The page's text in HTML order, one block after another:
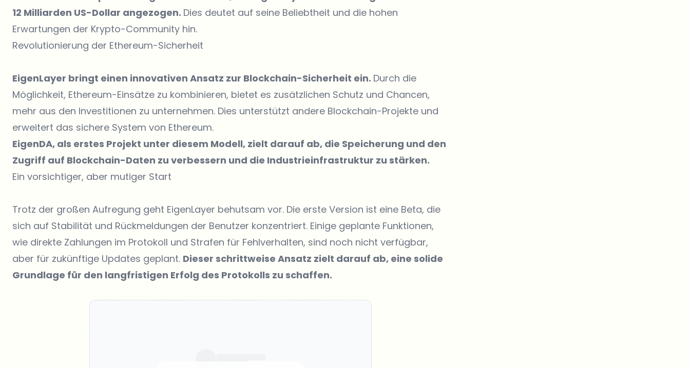
12 Milliarden US-Dollar angezogen. Dies deutet auf seine Beliebtheit und die hohen
Erwartungen der Krypto-Community hin.
Revolutionierung der Ethereum-Sicherheit
EigenLayer bringt einen innovativen Ansatz zur Blockchain-Sicherheit ein. Durch die
Möglichkeit, Ethereum-Einsätze zu kombinieren, bietet es zusätzlichen Schutz und Chancen,
mehr aus den Investitionen zu unternehmen. Dies unterstützt andere Blockchain-Projekte und
erweitert das sichere System von Ethereum.
EigenDA, als erstes Projekt unter diesem Modell, zielt darauf ab, die Speicherung und den
Zugriff auf Blockchain-Daten zu verbessern und die Industrieinfrastruktur zu stärken.
Ein vorsichtiger, aber mutiger Start
Trotz der großen Aufregung geht EigenLayer behutsam vor. Die erste Version ist eine Beta, die
sich auf Stabilität und Rückmeldungen der Benutzer konzentriert. Einige geplante Funktionen,
wie direkte Zahlungen im Protokoll und Strafen für Fehlverhalten, sind noch nicht verfügbar,
aber für zukünftige Updates geplant. Dieser schrittweise Ansatz zielt darauf ab, eine solide
Grundlage für den langfristigen Erfolg des Protokolls zu schaffen.